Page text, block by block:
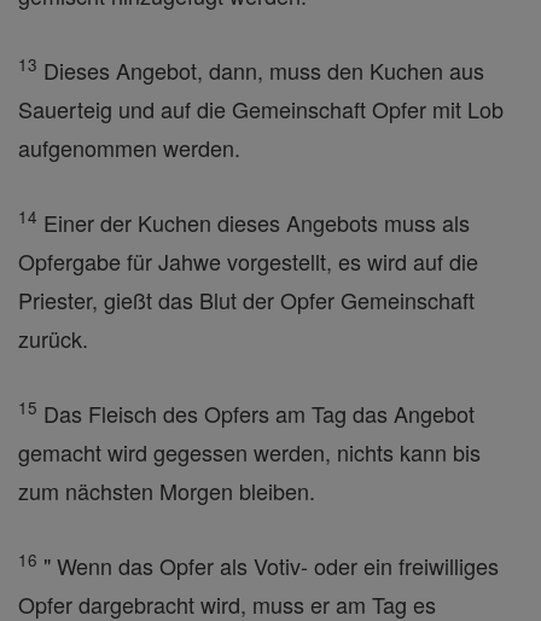
13 Dieses Angebot, dann, muss den Kuchen aus
Sauerteig und auf die Gemeinschaft Opfer mit Lob
aufgenommen werden.
14 Einer der Kuchen dieses Angebots muss als
Opfergabe für Jahwe vorgestellt, es wird auf die
Priester, gießt das Blut der Opfer Gemeinschaft
zurück.
15 Das Fleisch des Opfers am Tag das Angebot
gemacht wird gegessen werden, nichts kann bis
zum nächsten Morgen bleiben.
16 " Wenn das Opfer als Votiv- oder ein freiwilliges
Opfer dargebracht wird, muss er am Tag es